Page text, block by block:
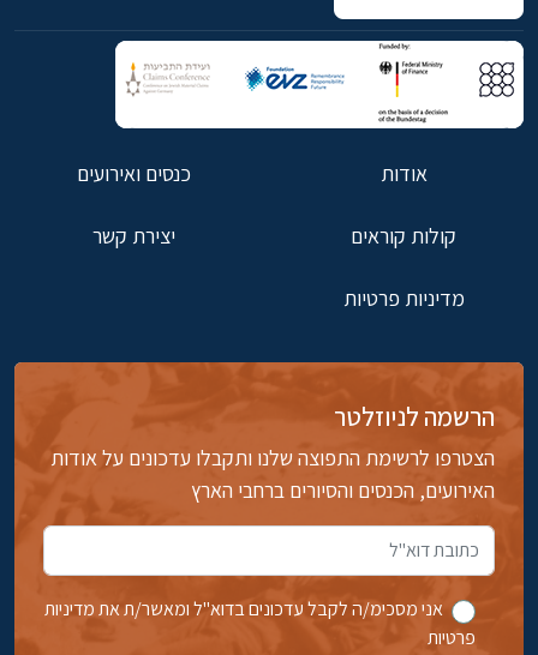
אודות כנסים ואירועים
קולות קוראים יצירת קשר
מדיניות פרטיות
הרשמה לניוזלטר
הצטרפו לרשימת התפוצה שלנו ותקבלו עדכונים על אודות
האירועים, הכנסים והסיורים ברחבי הארץ
אני מסכימ/ה לקבל עדכונים בדוא''ל ומאשר/ת את מדיניות
פרטיות